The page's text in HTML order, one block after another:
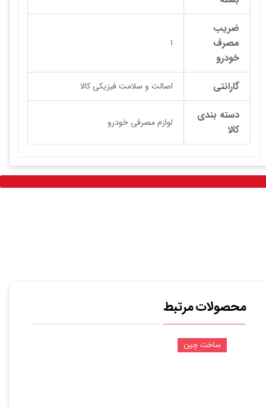
ضریب
مصرف
خودرو
1
گارانتی اصالت و سلامت فیزیکی کالا
دسته بندی
کالا
لوازم مصرفی خودرو
محصولات مرتبط
ساخت چین